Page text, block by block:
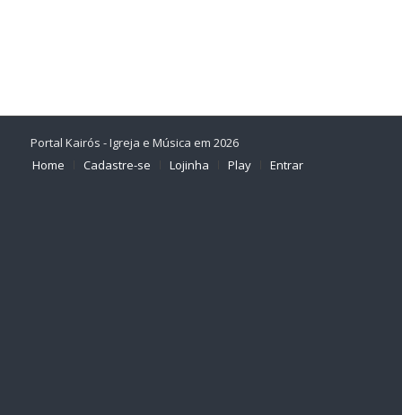
Portal Kairós - Igreja e Música em 2026
Home
Cadastre-se Lojinha Play Entrar